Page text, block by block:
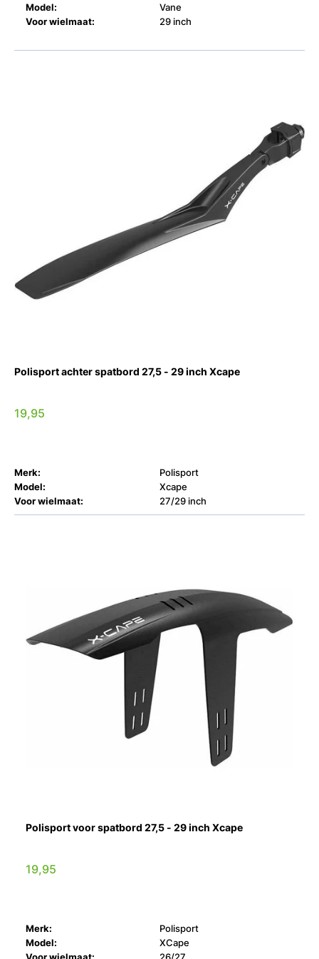
Model:
Vane
Voor wielmaat:
29 inch
Polisport achter spatbord 27,5 - 29 inch Xcape
19,95
Merk:
Polisport
Model:
Xcape
Voor wielmaat:
27/29 inch
Polisport voor spatbord 27,5 - 29 inch Xcape
19,95
Merk:
Polisport
Model:
XCape